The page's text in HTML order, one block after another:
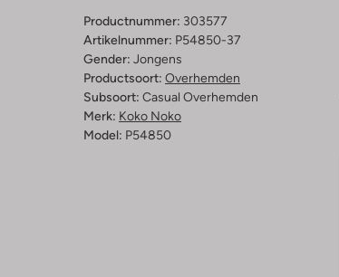
Productnummer: 303577
Artikelnummer: P54850-37
Gender: Jongens
Productsoort: Overhemden
Subsoort: Casual Overhemden
Merk: Koko Noko
Model: P54850